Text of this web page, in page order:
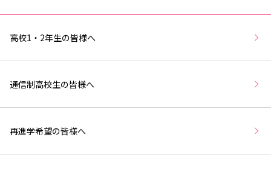
高校1・2年生の皆様へ
通信制高校生の皆様へ
再進学希望の皆様へ